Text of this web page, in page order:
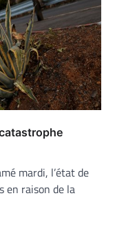
mardi, l’état de
en raison de la